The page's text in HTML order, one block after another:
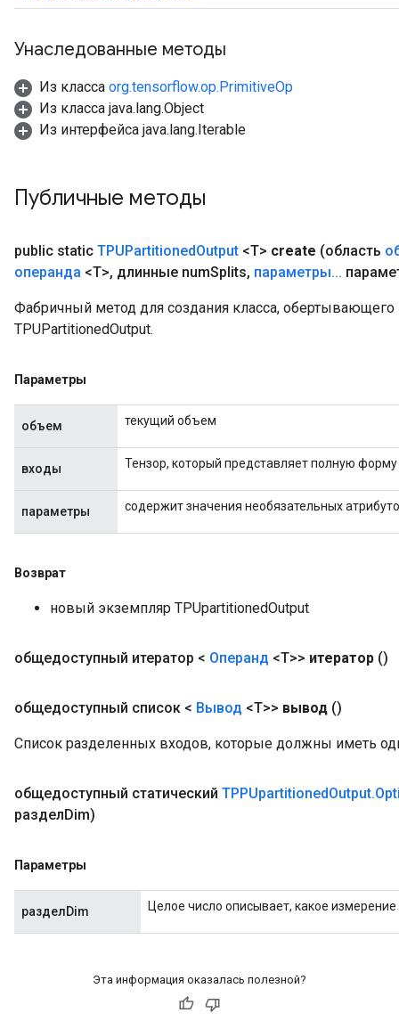
Унаследованные методы
Из класса org.tensorflow.op.PrimitiveOp
Из класса java.lang.Object
Из интерфейса java.lang.Iterable
Публичные методы
public static TPUPartitionedOutput <T> create (область
операнда <T>, длинные numSplits, параметры...
Фабричный метод для создания класса,
TPUPartitionedOutput.
Параметры
объем текущий объем
входы Тензор, который представляет полную
параметры содержит значения необязательных
Возврат
новый экземпляр TPUpartitionedOutput
общедоступный итератор < Операнд <T>> итератор ()
общедоступный список < Вывод <T>> вывод ()
Список разделенных входов, которые должны иметь
общедоступный статический TPPUpartitionedOutput.
разделDim)
Параметры
разделDim Целое число описывает, какое
Эта информация оказалась полезной?